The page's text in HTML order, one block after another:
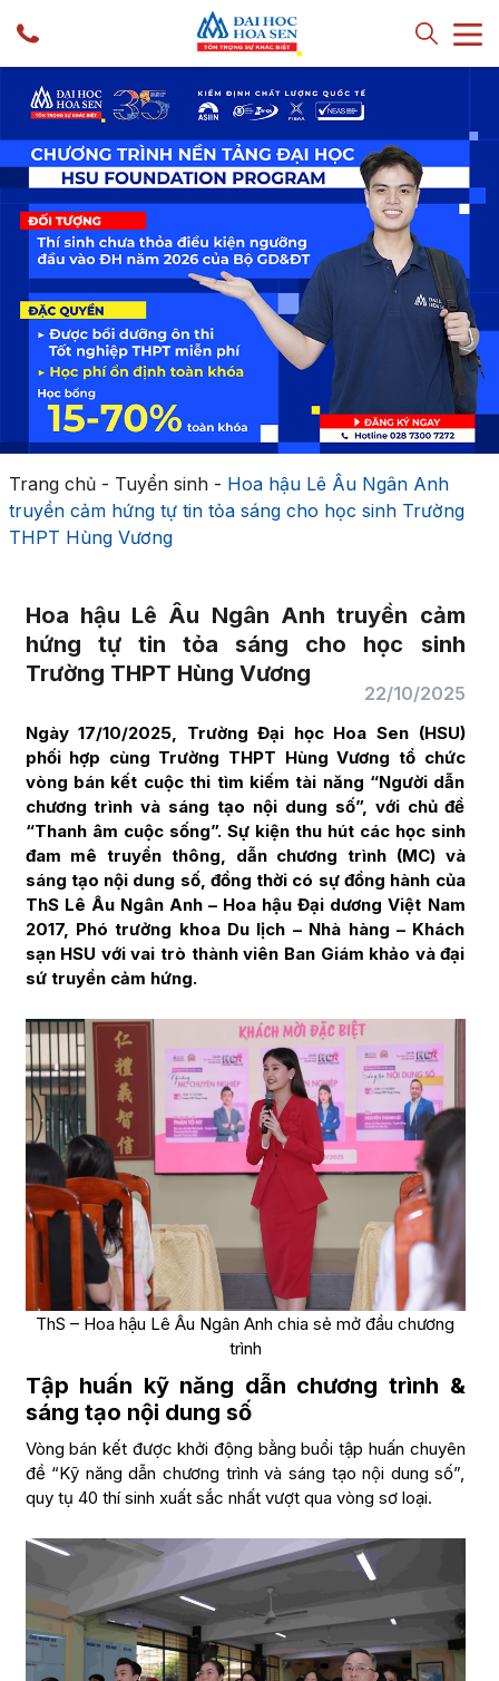
Trang chủ- Tuyển sinh- Hoa hậu Lê Âu Ngân Anh
truyền cảm hứng tự tin tỏa sáng cho học sinh Trường
THPT Hùng Vương
Hoa hậu Lê Âu Ngân Anh truyền cảm
hứng tự tin tỏa sáng cho học sinh
Trường THPT Hùng Vương
22/10/2025
Ngày 17/10/2025, Trường Đại học Hoa Sen (HSU)
phối hợp cùng Trường THPT Hùng Vương tổ chức
vòng bán kết cuộc thi tìm kiếm tài năng “Người dẫn
chương trình và sáng tạo nội dung số”, với chủ đề
“Thanh âm cuộc sống”. Sự kiện thu hút các học sinh
đam mê truyền thông, dẫn chương trình (MC) và
sáng tạo nội dung số, đồng thời có sự đồng hành của
ThS Lê Âu Ngân Anh – Hoa hậu Đại dương Việt Nam
2017, Phó trưởng khoa Du lịch – Nhà hàng – Khách
sạn HSU với vai trò thành viên Ban Giám khảo và đại
sứ truyền cảm hứng.
ThS – Hoa hậu Lê Âu Ngân Anh chia sẻ mở đầu chương
trình
Tập huấn kỹ năng dẫn chương trình &
sáng tạo nội dung số
Vòng bán kết được khởi động bằng buổi tập huấn chuyên
đề “Kỹ năng dẫn chương trình và sáng tạo nội dung số”,
quy tụ 40 thí sinh xuất sắc nhất vượt qua vòng sơ loại.